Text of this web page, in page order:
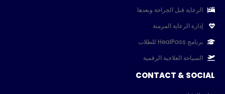
الرعاية قبل الجراحة وبعدها
إدارة الرعاية المزمنة
برنامج HealPass للطلاب
السياحة العلاجية الرقمية
CONTACT & SOCIAL